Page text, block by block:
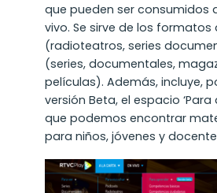
que pueden ser consumidos
vivo. Se sirve de los formatos
(radioteatros, series
(series, documentales,
películas). Además, incluye,
versión Beta, el espacio ‘Para
que podemos encontrar
para niños, jóvenes y